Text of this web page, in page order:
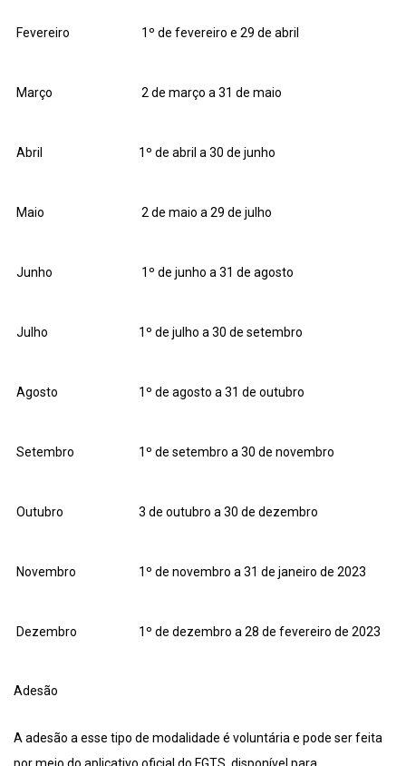
Fevereiro 1º de fevereiro e 29 de abril
Março 2 de março a 31 de maio
Abril 1º de abril a 30 de junho
Maio 2 de maio a 29 de julho
Junho 1º de junho a 31 de agosto
Julho 1º de julho a 30 de setembro
Agosto 1º de agosto a 31 de outubro
Setembro 1º de setembro a 30 de novembro
Outubro 3 de outubro a 30 de dezembro
Novembro 1º de novembro a 31 de janeiro de 2023
Dezembro 1º de dezembro a 28 de fevereiro de 2023
Adesão
A adesão a esse tipo de modalidade é voluntária e pode ser feita